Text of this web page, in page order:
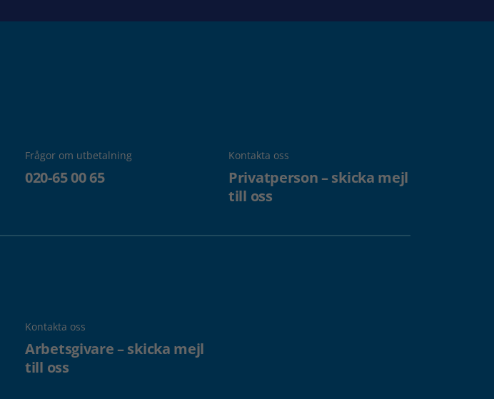
Frågor om utbetalning
020-65 00 65
Kontakta oss
Privatperson – skicka mejl
till oss
Kontakta oss
Arbetsgivare – skicka mejl
till oss